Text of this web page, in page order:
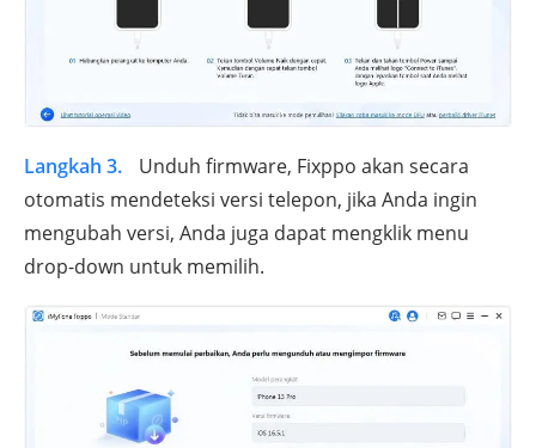
Langkah 3.
Unduh firmware, Fixppo akan secara
otomatis mendeteksi versi telepon, jika Anda ingin
mengubah versi, Anda juga dapat mengklik menu
drop-down untuk memilih.